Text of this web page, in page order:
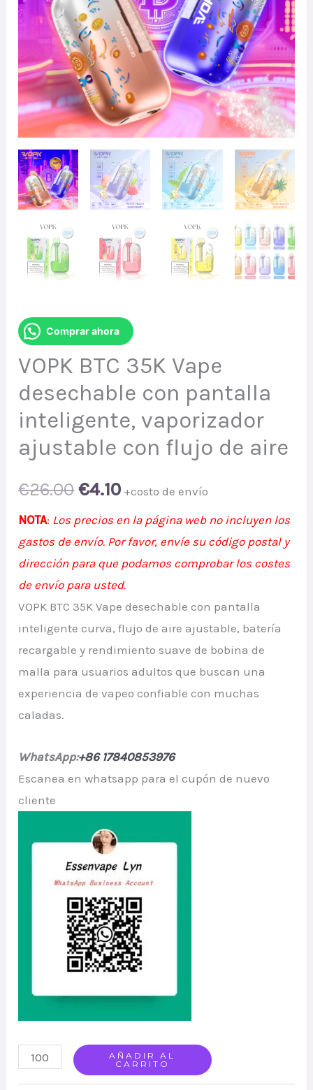
Comprar ahora
VOPK BTC 35K Vape
desechable con pantalla
inteligente, vaporizador
ajustable con flujo de aire
€26.00 Original
price
€26.00.
€4.10Current
price
€4.10.
+costo de envío
NOTA: Los precios en la página web no incluyen los
gastos de envío. Por favor, envíe su código postal y
dirección para que podamos comprobar los costes
de envío para usted.
VOPK BTC 35K Vape desechable con pantalla
inteligente curva, flujo de aire ajustable, batería
recargable y rendimiento suave de bobina de
malla para usuarios adultos que buscan una
experiencia de vapeo confiable con muchas
caladas.
WhatsApp:+86 17840853976
Escanea en whatsapp para el cupón de nuevo
cliente
VOPK
AÑADIR AL
CARRITO